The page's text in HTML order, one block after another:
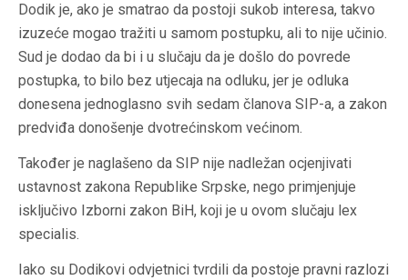
Dodik je, ako je smatrao da postoji sukob interesa, takvo
izuzeće mogao tražiti u samom postupku, ali to nije učinio.
Sud je dodao da bi i u slučaju da je došlo do povrede
postupka, to bilo bez utjecaja na odluku, jer je odluka
donesena jednoglasno svih sedam članova SIP-a, a zakon
predviđa donošenje dvotrećinskom većinom.
Također je naglašeno da SIP nije nadležan ocjenjivati
ustavnost zakona Republike Srpske, nego primjenjuje
isključivo Izborni zakon BiH, koji je u ovom slučaju lex
specialis.
Iako su Dodikovi odvjetnici tvrdili da postoje pravni razlozi